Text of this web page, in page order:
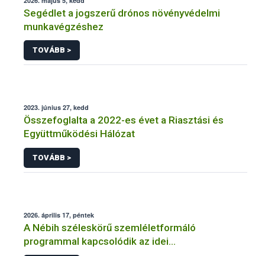
Segédlet a jogszerű drónos növényvédelmi
munkavégzéshez
TOVÁBB >
2023. június 27, kedd
Összefoglalta a 2022-es évet a Riasztási és
Együttműködési Hálózat
TOVÁBB >
2026. április 17, péntek
A Nébih széleskörű szemléletformáló
programmal kapcsolódik az idei